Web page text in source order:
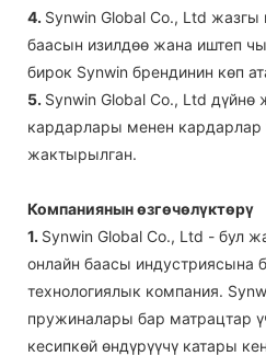
4. Synwin Global Co., Ltd
баасын изилдөө жана иштеп
бирок Synwin брендинин көп
5. Synwin Global Co., Ltd дүйнө
кардарлары менен кардарлар
жактырылган.
Компаниянын өзгөчөлүктөрү
1. Synwin Global Co., Ltd - бул
онлайн баасы индустриясына
технологиялык компания.
пружиналары бар матрацтар
кесипкөй өндүрүүчү катары